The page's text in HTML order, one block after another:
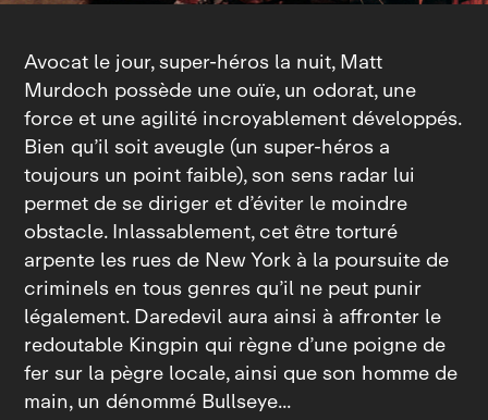
Avocat le jour, super-héros la nuit, Matt
Murdoch possède une ouïe, un odorat, une
force et une agilité incroyablement développés.
Bien qu’il soit aveugle (un super-héros a
toujours un point faible), son sens radar lui
permet de se diriger et d’éviter le moindre
obstacle. Inlassablement, cet être torturé
arpente les rues de New York à la poursuite de
criminels en tous genres qu’il ne peut punir
légalement. Daredevil aura ainsi à affronter le
redoutable Kingpin qui règne d’une poigne de
fer sur la pègre locale, ainsi que son homme de
main, un dénommé Bullseye...